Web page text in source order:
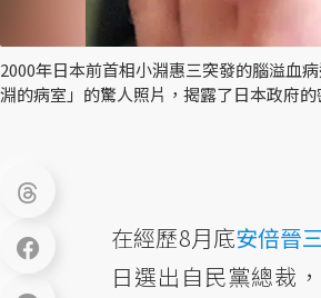
2000年日本前首相小淵惠三突發的腦溢血
淵的病室」的驚人照片，揭露了日本政府
在經歷8月底安倍晉
日選出自民黨總裁